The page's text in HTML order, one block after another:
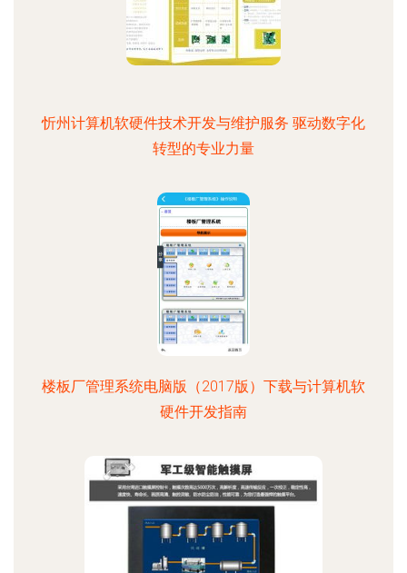
忻州计算机软硬件技术开发与维护服务 驱动数字化
转型的专业力量
楼板厂管理系统电脑版（2017版）下载与计算机软
硬件开发指南